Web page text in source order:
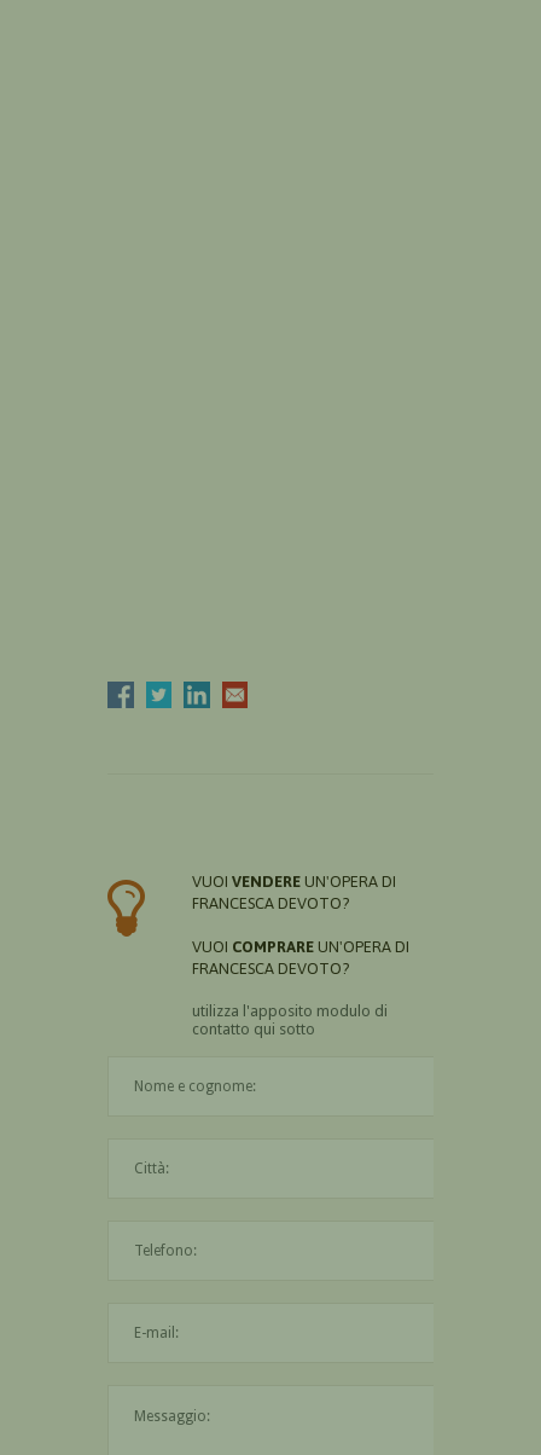
VUOI VENDERE UN'OPERA DI
FRANCESCA DEVOTO?
VUOI COMPRARE UN'OPERA DI
FRANCESCA DEVOTO?
utilizza l'apposito modulo di
contatto qui sotto